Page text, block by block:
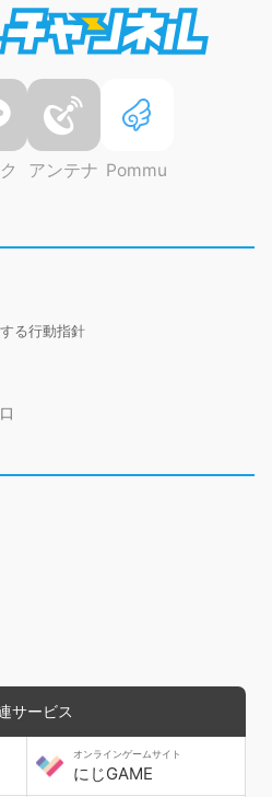
アンテナ Pommu
る行動指針
サービス
オンラインゲームサイト
にじGAME